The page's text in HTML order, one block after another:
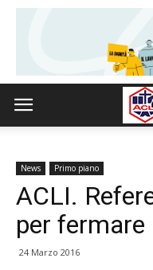
News Primo piano
ACLI.
per fermare
24 Marzo 2016